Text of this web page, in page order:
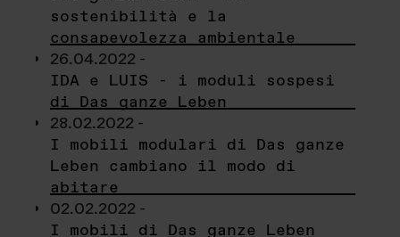
sostenibilità e la
consapevolezza ambientale
26.04.2022 -
IDA e LUIS - i moduli sospesi
di Das ganze Leben
28.02.2022 -
I mobili modulari di Das ganze
Leben cambiano il modo di
abitare
02.02.2022 -
I mobili di Das ganze Leben